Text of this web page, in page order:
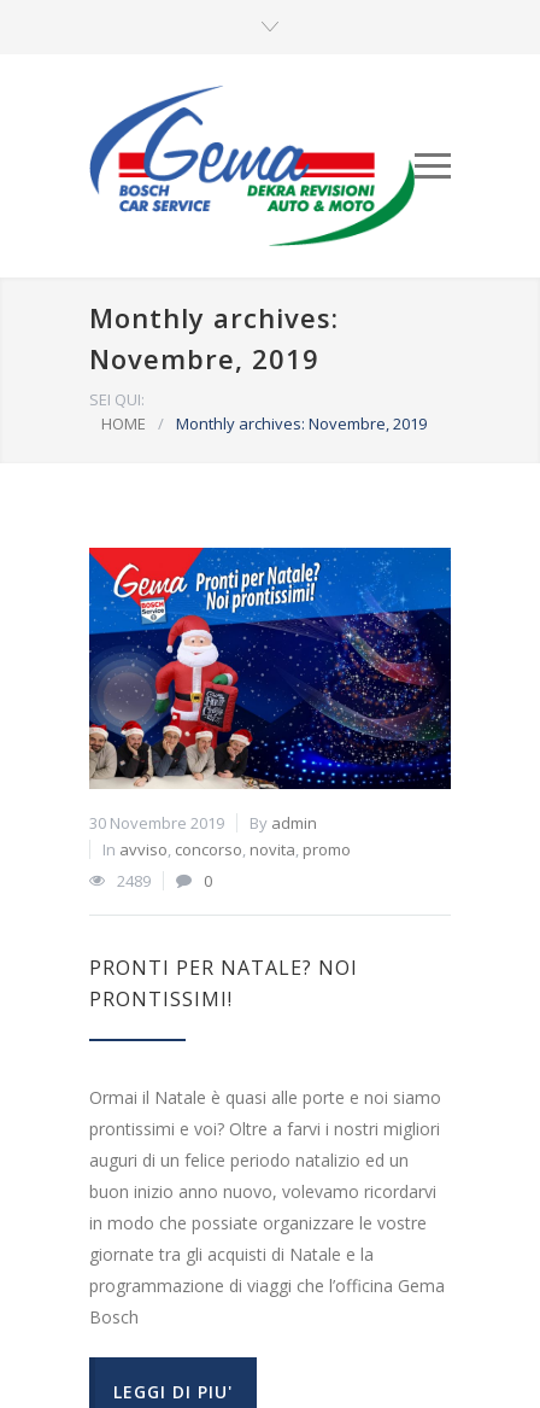
Monthly archives:
Novembre, 2019
SEI QUI:
HOME
/ Monthly archives: Novembre, 2019
30 Novembre 2019 By admin
In avviso, concorso, novita, promo
2489
0
PRONTI PER NATALE? NOI
PRONTISSIMI!
Ormai il Natale è quasi alle porte e noi siamo
prontissimi e voi? Oltre a farvi i nostri migliori
auguri di un felice periodo natalizio ed un
buon inizio anno nuovo, volevamo ricordarvi
in modo che possiate organizzare le vostre
giornate tra gli acquisti di Natale e la
programmazione di viaggi che l’officina Gema
Bosch
LEGGI DI PIU'